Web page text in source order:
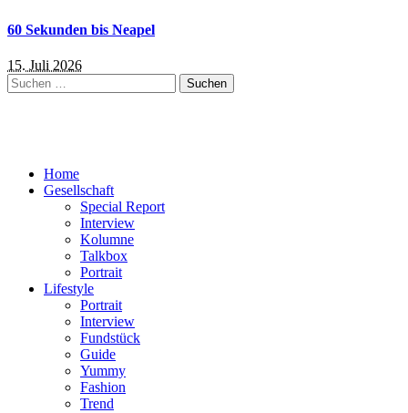
60 Sekunden bis Neapel
15. Juli 2026
Suchen
nach:
Home
Gesellschaft
Special Report
Interview
Kolumne
Talkbox
Portrait
Lifestyle
Portrait
Interview
Fundstück
Guide
Yummy
Fashion
Trend